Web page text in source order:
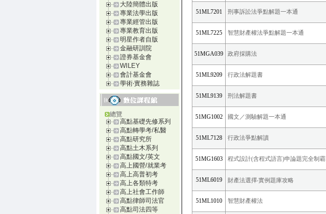
大陸簡體出版
專業法學出版
專業經管出版
專業教育出版
明星作者自版
金融研訓院
證券基金會
WILEY
會計基金會
學術‧實務雜誌
總覽
高點基礎先修系列
高點轉學考/私醫
高點研究所
高點土木系列
高點國文/英文
高上國營/就業考
高上高普初考
高上各類特考
高上社會工作師
高點律師司法官
高點司法四等
51ML7201 刑事訴訟法爭點解題一本通
51ML7225 智慧財產權法爭點解題一本通
51MGA039 政府採購法
51ML9209 行政法解題書
51ML9139 刑法解題書
51MG1002 國文／測驗解題一本通
51ML7128 行政法爭點解讀
51MG1603 程式設計(含程式語言)申論題完全制霸
51ML6019 財產法選擇‧實例題庫攻略
51ML1010 智慧財產權法